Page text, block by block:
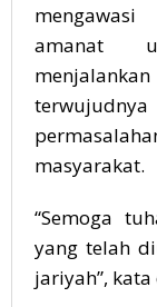
amanat
masyarakat.
“Semoga
yang telah
jariyah”,